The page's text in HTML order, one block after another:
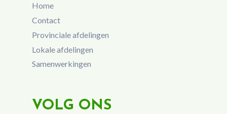
Home
Contact
Provinciale afdelingen
Lokale afdelingen
Samenwerkingen
VOLG ONS